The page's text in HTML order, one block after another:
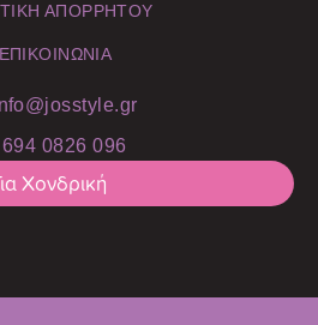
ΑΠΟΡΡΗΤΟΥ
694 0826 096
Χονδρική